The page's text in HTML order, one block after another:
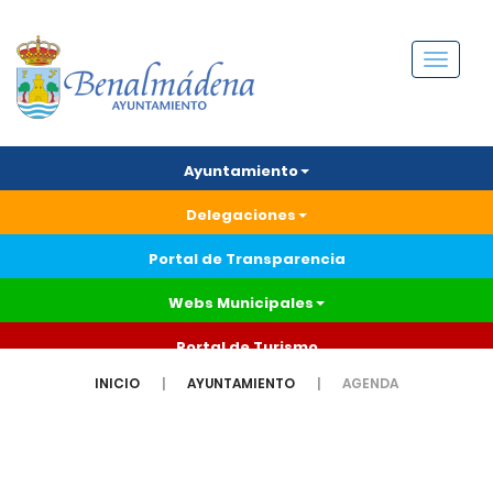
Menú
Ayuntamiento
Delegaciones
Portal de Transparencia
Webs Municipales
Portal de Turismo
INICIO AYUNTAMIENTO AGENDA